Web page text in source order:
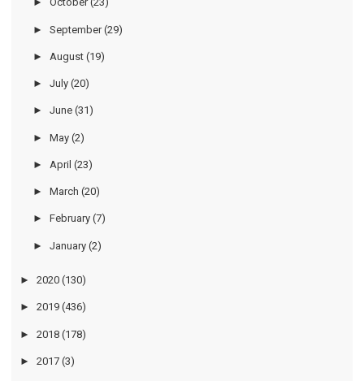
► September (29)
► August (19)
► July (20)
► June (31)
► May (2)
► April (23)
► March (20)
► February (7)
► January (2)
► 2020 (130)
► 2019 (436)
► 2018 (178)
► 2017 (3)